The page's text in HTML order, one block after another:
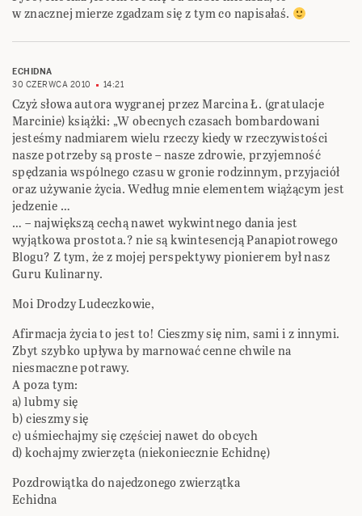
w znacznej mierze zgadzam się z tym co napisałaś.
ECHIDNA
30 CZERWCA 2010
14:21
Czyż słowa autora wygranej przez Marcina Ł. (gratulacje
Marcinie) książki: „W obecnych czasach bombardowani
jesteśmy nadmiarem wielu rzeczy kiedy w rzeczywistości
nasze potrzeby są proste – nasze zdrowie, przyjemność
spędzania wspólnego czasu w gronie rodzinnym, przyjaciół
oraz używanie życia. Według mnie elementem wiążącym jest
jedzenie …
… – największą cechą nawet wykwintnego dania jest
wyjątkowa prostota.? nie są kwintesencją Panapiotrowego
Blogu? Z tym, że z mojej perspektywy pionierem był nasz
Guru Kulinarny.
Moi Drodzy Ludeczkowie,
Afirmacja życia to jest to! Cieszmy się nim, sami i z innymi.
Zbyt szybko upływa by marnować cenne chwile na
niesmaczne potrawy.
A poza tym:
a) lubmy się
b) cieszmy się
c) uśmiechajmy się częściej nawet do obcych
d) kochajmy zwierzęta (niekoniecznie Echidnę)
Pozdrowiątka do najedzonego zwierzątka
Echidna